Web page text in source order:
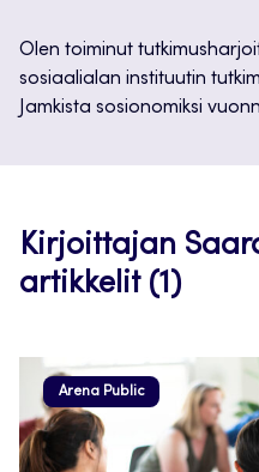
Olen toiminut
sosiaalialan instituutin
Jamkista sosionomiksi
Kirjoittajan
artikkelit (1)
Arena Public